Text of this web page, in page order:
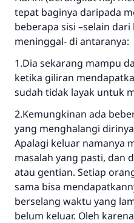
tepat baginya daripada
beberapa sisi –selain
meninggal- di antaranya:
1.Dia sekarang mampu
ketika giliran
sudah tidak layak untuk
2.Kemungkinan ada
yang menghalangi
Apalagi keluar namanya
masalah yang pasti, dan
atau gentian. Setiap
sama bisa
berselang waktu yang
belum keluar. Oleh
"Siapa yang
meka dia akan
sama dengan orang